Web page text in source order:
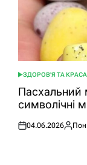
ОПУБЛІКУВАТИ
У
ЗДОРОВ'Я ТА КРАСА
Пасхальний
символічні
Оприлюднено
04.06.2026